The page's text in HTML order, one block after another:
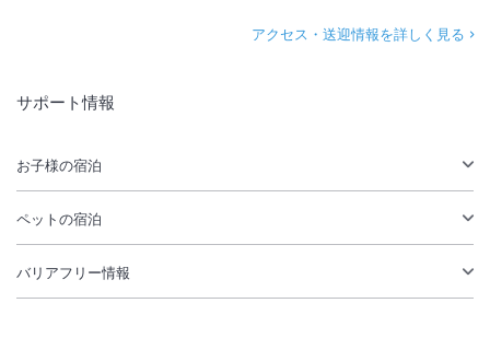
アクセス・送迎情報を詳しく見る
サポート情報
お子様の宿泊
ペットの宿泊
バリアフリー情報